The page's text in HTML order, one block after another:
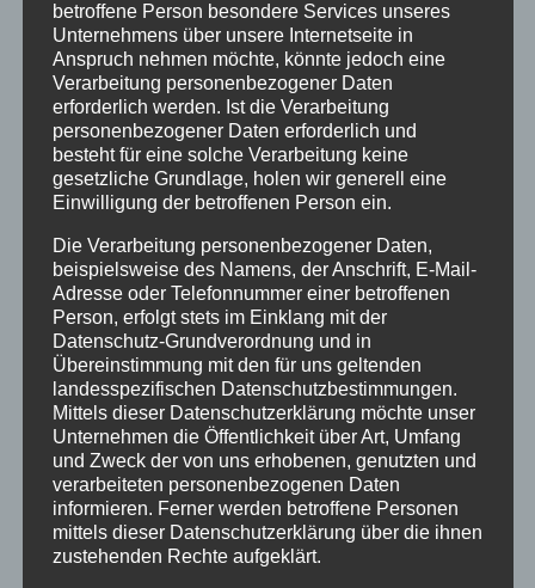
April 2025
März 2025
Juni 2021
November 2020
Juni 2020
August 2019
Oktober 2018
August 2018
Juli 2018
Juni 2018
Dezember 2015
Kategorien
betroffene Person besondere Services unseres
Unternehmens über unsere Internetseite in
Anspruch nehmen möchte, könnte jedoch eine
Verarbeitung personenbezogener Daten
erforderlich werden. Ist die Verarbeitung
personenbezogener Daten erforderlich und
besteht für eine solche Verarbeitung keine
gesetzliche Grundlage, holen wir generell eine
Einwilligung der betroffenen Person ein.
Die Verarbeitung personenbezogener Daten,
beispielsweise des Namens, der Anschrift, E-Mail-
Adresse oder Telefonnummer einer betroffenen
Person, erfolgt stets im Einklang mit der
Datenschutz-Grundverordnung und in
Übereinstimmung mit den für uns geltenden
landesspezifischen Datenschutzbestimmungen.
Mittels dieser Datenschutzerklärung möchte unser
Unternehmen die Öffentlichkeit über Art, Umfang
und Zweck der von uns erhobenen, genutzten und
verarbeiteten personenbezogenen Daten
informieren. Ferner werden betroffene Personen
mittels dieser Datenschutzerklärung über die ihnen
zustehenden Rechte aufgeklärt.